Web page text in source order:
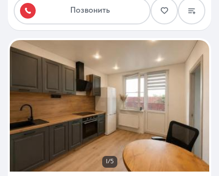
Позвонить
1/5